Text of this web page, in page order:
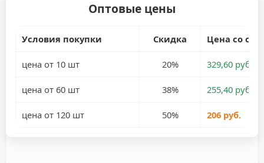
Оптовые цены
Условия покупки Скидка Цена со
цена от 10 шт 20% 329,60 руб.
цена от 60 шт 38% 255,40 руб.
цена от 120 шт 50% 206 руб.